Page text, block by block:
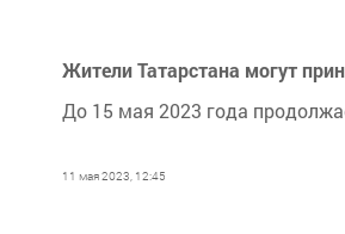
Жители Татарстана могут
До 15 мая 2023 года
11 мая 2023, 12:45